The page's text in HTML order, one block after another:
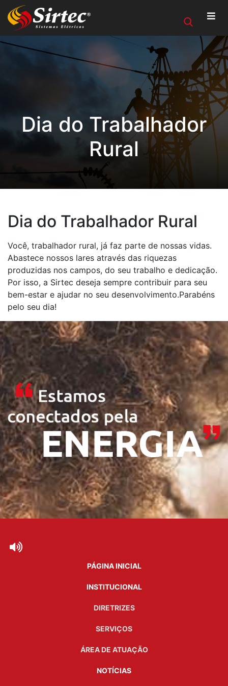
Dia do Trabalhador
Rural
Dia do Trabalhador Rural
Você, trabalhador rural, já faz parte de nossas vidas.
Abastece nossos lares através das riquezas
produzidas nos campos, do seu trabalho e dedicação.
Por isso, a Sirtec deseja sempre contribuir para seu
bem-estar e ajudar no seu desenvolvimento.Parabéns
pelo seu dia!
PÁGINA INICIAL
INSTITUCIONAL
DIRETRIZES
SERVIÇOS
ÁREA DE ATUAÇÃO
NOTÍCIAS